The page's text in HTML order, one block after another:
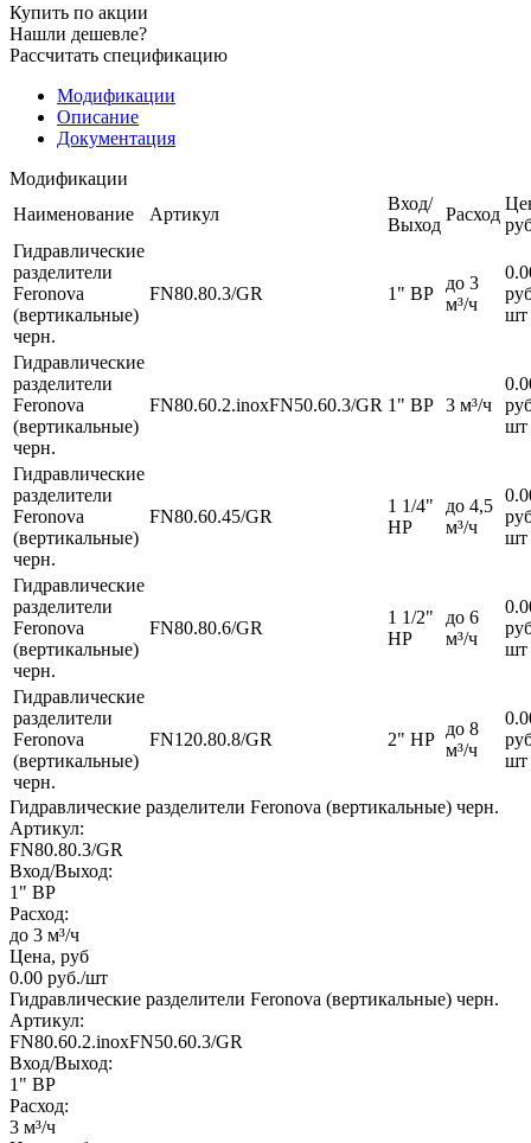
Купить по акции
Нашли дешевле?
Рассчитать спецификацию
Модификации
Описание
Документация
Модификации
Наименование
Артикул
Вход/
Выход
Расход
Гидравлические
разделители
Feronova
(вертикальные)
черн.
FN80.80.3/GR 1" ВР
до 3
м³/ч
шт
Гидравлические
разделители
Feronova
(вертикальные)
черн.
FN80.60.2.inoxFN50.60.3/GR 1" ВР 3 м³/ч
шт
Гидравлические
разделители
Feronova
(вертикальные)
черн.
FN80.60.45/GR
1 1/4"
НР
до 4,5
м³/ч
шт
Гидравлические
разделители
Feronova
(вертикальные)
черн.
FN80.80.6/GR
1 1/2"
НР
до 6
м³/ч
шт
Гидравлические
разделители
Feronova
(вертикальные)
черн.
FN120.80.8/GR 2" НР
до 8
м³/ч
шт
Гидравлические разделители Feronova (вертикальные) черн.
Артикул:
FN80.80.3/GR
Вход/Выход:
1" ВР
Расход:
до 3 м³/ч
Цена, руб
0.00 руб./шт
Гидравлические разделители Feronova (вертикальные) черн.
Артикул:
FN80.60.2.inoxFN50.60.3/GR
Вход/Выход:
1" ВР
Расход:
3 м³/ч